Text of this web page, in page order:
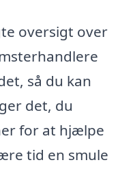
oversigt over
så du kan
det, du
for at hjælpe
tid en smule